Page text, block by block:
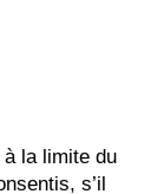
la limite du
s’il